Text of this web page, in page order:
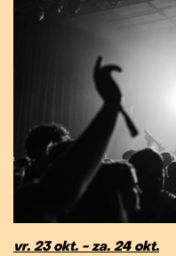
vr. 23 okt. - za. 24 okt.